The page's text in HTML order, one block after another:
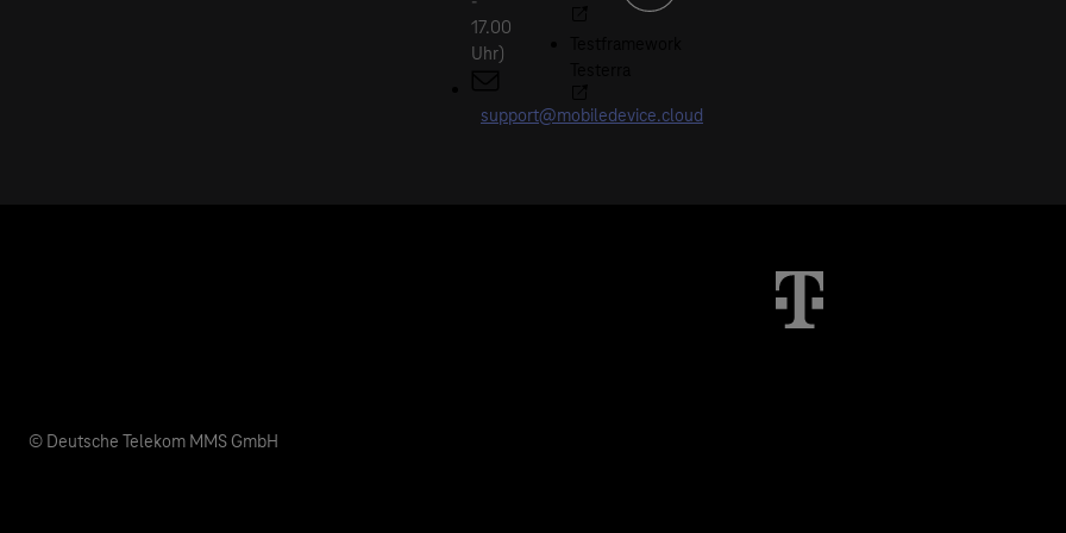
17.00
Uhr)
support@mobiledevice.cloud
© Deutsche Telekom MMS GmbH